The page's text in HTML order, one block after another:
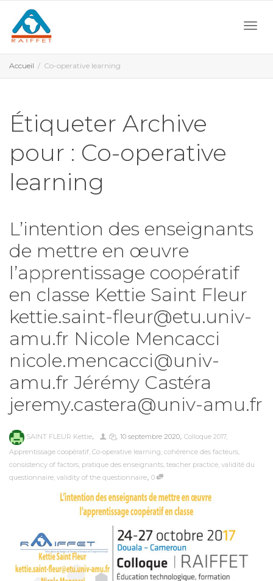
Accueil Co-operative learning
Étiqueter Archive
pour : Co-operative
learning
L’intention des enseignants
de mettre en œuvre
l’apprentissage coopératif
en classe Kettie Saint Fleur
kettie.saint-fleur@etu.univ-
amu.fr Nicole Mencacci
nicole.mencacci@univ-
amu.fr Jérémy Castéra
jeremy.castera@univ-amu.fr
SAINT FLEUR Kettie, , 10 septembre 2020, Colloque 2017,
Apprentissage coopératif, Co-operative learning, cohérence des facteurs,
consistency of factors, pratique des enseignants, teacher practice, validité du
questionnaire, validity of the questionnaire, 0